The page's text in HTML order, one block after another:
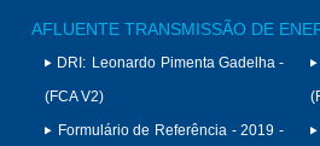
AFLUENTE TRANSMISSÃO DE
DRI: Leonardo Pimenta Gadelha -
(FCA V2)
Formulário de Referência - 2019 -